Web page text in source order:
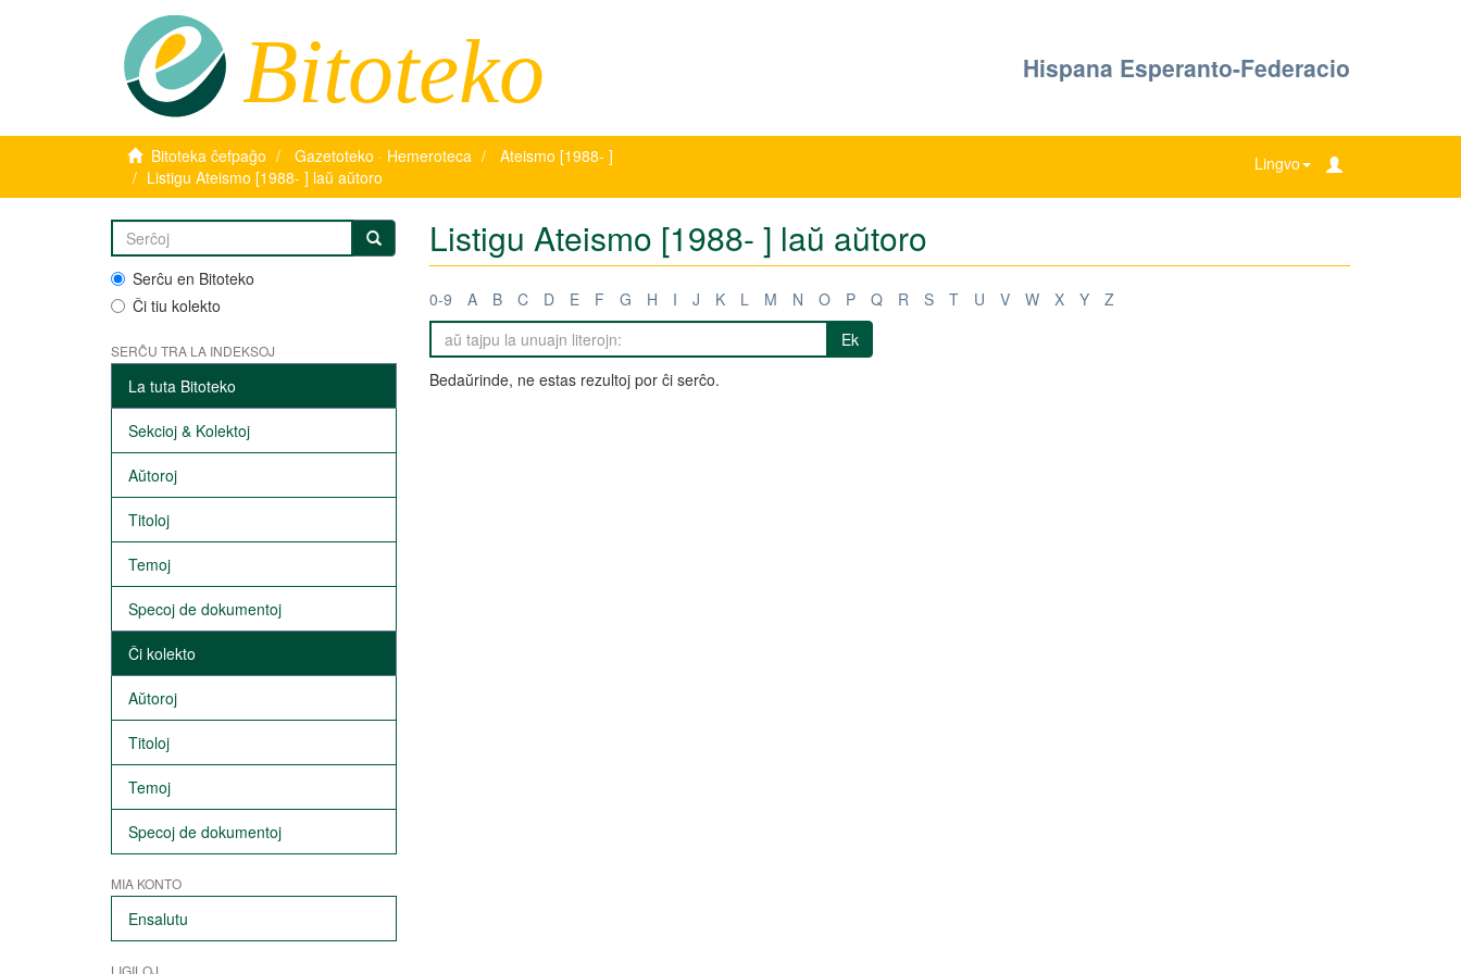
Bitoteko Hispana Esperanto-Federacio
Bitoteka ĉefpaĝo Gazetoteko · Hemeroteca
Ateismo [1988- ]
Listigu Ateismo [1988- ] laŭ aŭtoro
Lingvo
Serĉu en Bitoteko
Ĉi tiu kolekto
SERĈU TRA LA INDEKSOJ
La tuta Bitoteko
Sekcioj & Kolektoj
Aŭtoroj
Titoloj
Temoj
Specoj de dokumentoj
Ĉi kolekto
Aŭtoroj
Titoloj
Temoj
Specoj de dokumentoj
MIA KONTO
Ensalutu
LIGILOJ
Listigu Ateismo [1988- ] laŭ aŭtoro
0-9 A B C D E F G H I J K L M N O P Q R S T U V W X Y
Z
Ek
Bedaŭrinde, ne estas rezultoj por ĉi serĉo.